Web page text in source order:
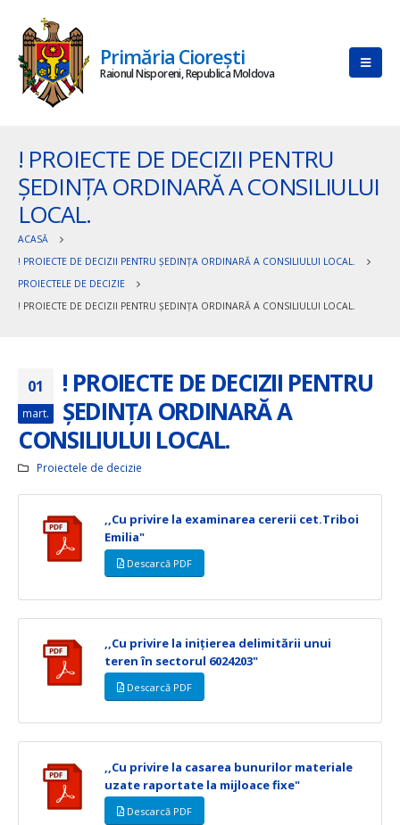
Primăria Ciorești
Raionul Nisporeni, Republica Moldova
! PROIECTE DE DECIZII PENTRU
ȘEDINȚA ORDINARĂ A CONSILIULUI
LOCAL.
ACASĂ
! PROIECTE DE DECIZII PENTRU ȘEDINȚA ORDINARĂ A CONSILIULUI LOCAL.
PROIECTELE DE DECIZIE
! PROIECTE DE DECIZII PENTRU ȘEDINȚA ORDINARĂ A CONSILIULUI LOCAL.
01
mart.
! PROIECTE DE DECIZII PENTRU
ȘEDINȚA ORDINARĂ A
CONSILIULUI LOCAL.
Proiectele de decizie
,,Cu privire la examinarea cererii cet.Triboi
Emilia"
Descarcă PDF
,,Cu privire la inițierea delimitării unui
teren în sectorul 6024203"
Descarcă PDF
,,Cu privire la casarea bunurilor materiale
uzate raportate la mijloace fixe"
Descarcă PDF